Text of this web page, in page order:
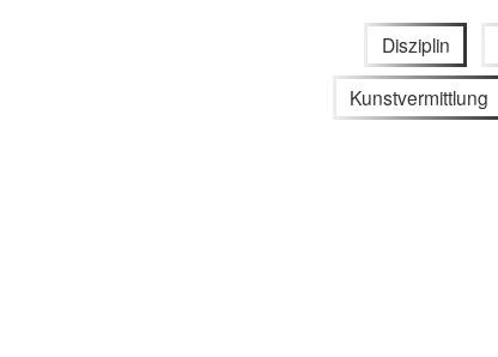
Disziplin
Kunstvermittlung